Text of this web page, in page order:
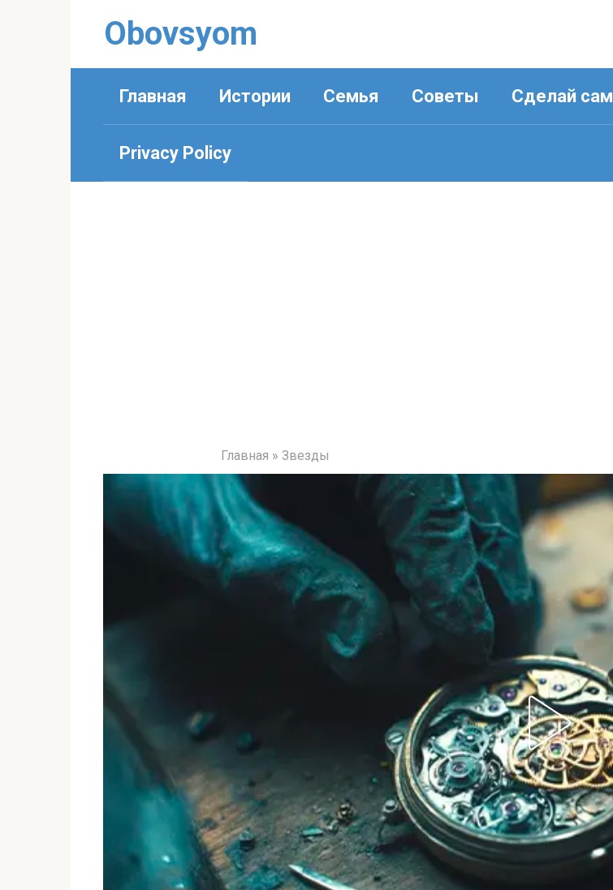
Obovsyom
Главная Истории Семья Советы Сделай сам
Privacy Policy
Главная » Звезды